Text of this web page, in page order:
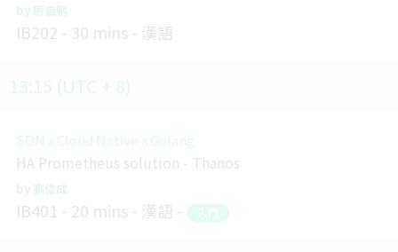
厉启鹏
IB202 30 mins 漢語
SDN x Cloud Native x Golang
HA Prometheus solution - Thanos
劉俊成
IB401 20 mins 漢語 入門